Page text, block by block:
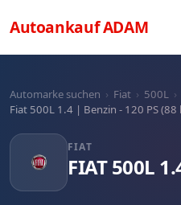
AutoankaufADAM
Automarke suchen › Fiat › 500L ›
Fiat 500L 1.4 | Benzin - 120 PS (88
FIAT
FIAT 500L